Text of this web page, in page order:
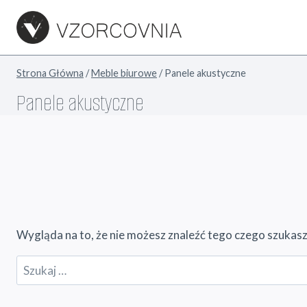
Przejdź
treści
Strona Główna /Meble biurowe/ Panele akustyczne
Panele akustyczne
Wygląda na to, że nie możesz znaleźć tego czego
Szukaj: